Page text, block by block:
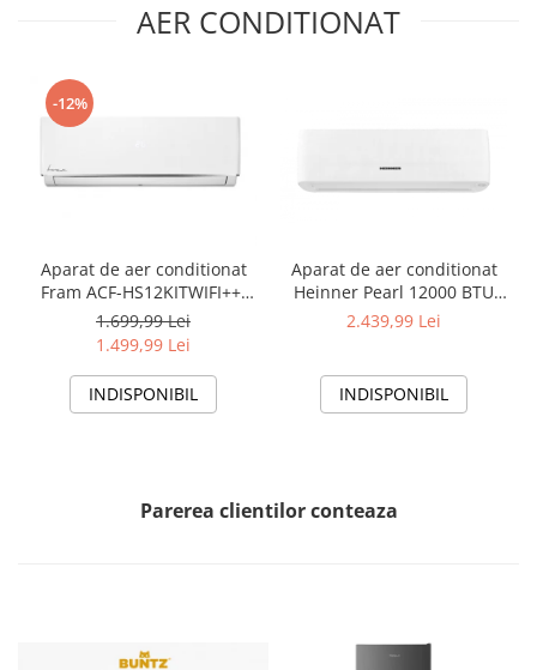
AER CONDITIONAT
-12%
Aparat de aer conditionat
Fram ACF-HS12KITWIFI++,
12000 BTU, Wifi, Kit
instalare inclus, Functie
Sleep, Clasa A++
1.699,99 Lei
1.499,99 Lei
INDISPONIBIL
Aparat de aer conditionat
Heinner Pearl 12000 BTU
Wi-Fi, Clasa A+++/A+++, AI
alb
2.439,99 Lei
INDISPONIBIL
Parerea clientilor conteaza